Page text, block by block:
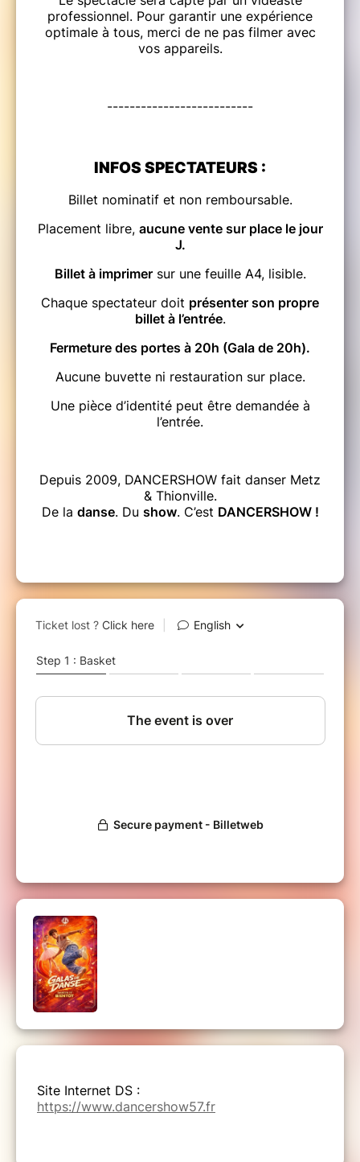
professionnel. Pour garantir une expérience
optimale à tous, merci de ne pas filmer avec
vos appareils.
--------------------------
INFOS SPECTATEURS :
Billet nominatif et non remboursable.
Placement libre, aucune vente sur place le jour
J.
Billet à imprimersur une feuille A4, lisible.
Chaque spectateur doit présenter son propre
billet à l’entrée.
Fermeture des portes à 20h (Gala de 20h).
Aucune buvette ni restauration sur place.
Une pièce d’identité peut être demandée à
l’entrée.
Depuis 2009, DANCERSHOW fait danser Metz
& Thionville.
De la danse. Du show. C’est DANCERSHOW !
Site Internet DS :
https://www.dancershow57.fr